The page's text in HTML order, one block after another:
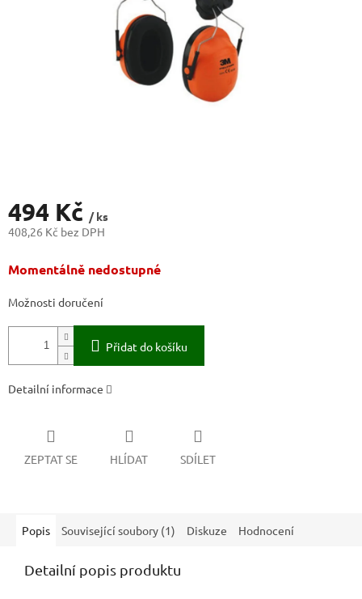
494 Kč / ks
408,26 Kč bez DPH
cena:
Momentálně nedostupné
Možnosti doručení
Přidat do košíku
Detailní informace
ZEPTAT SE HLÍDAT SDÍLET
Popis Související soubory (1) Diskuze Hodnocení
Detailní popis produktu